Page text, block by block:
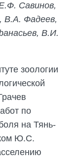
Савинов,
В.А. Фадеев,
В.И.
зоологии
по
на Тянь-
Ю.С.